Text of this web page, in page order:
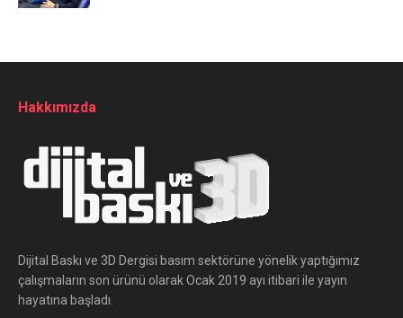
Hakkımızda
Dijital Baskı ve 3D Dergisi basım sektörüne yönelik yaptığımız
çalışmaların son ürünü olarak Ocak 2019 ayı itibari ile yayın
hayatına başladı.